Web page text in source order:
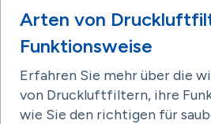
Arten von
Funktionsweise
Erfahren Sie mehr über die
von Druckluftfiltern, ihre
wie Sie den richtigen für